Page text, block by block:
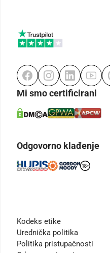
Mi smo certificirani
Odgovorno klađenje
Kodeks etike
Urednička politika
Politika pristupačnosti